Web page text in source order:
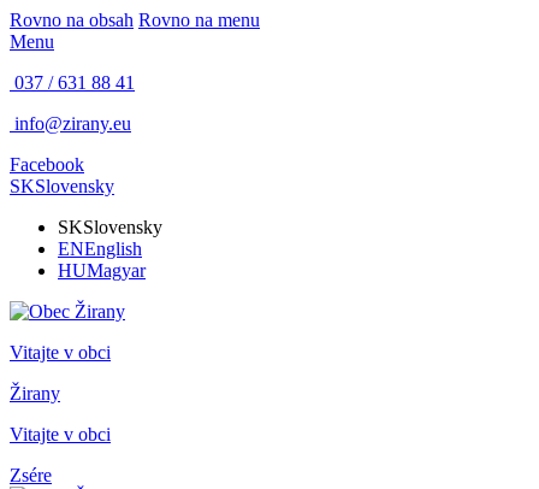
Rovno na obsah Rovno na menu
Menu
037 / 631 88 41
info@zirany.eu
Facebook
SKSlovensky
SKSlovensky
ENEnglish
HUMagyar
Vitajte v obci
Žirany
Vitajte v obci
Zsére